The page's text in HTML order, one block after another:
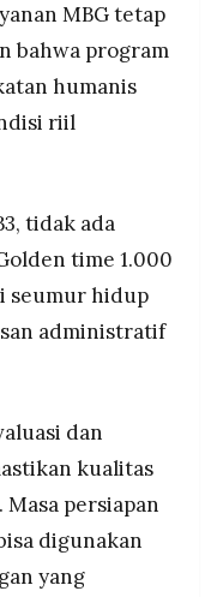
MBG tetap
bahwa program
humanis
riil
tidak ada
time 1.000
seumur hidup
administratif
dan
kualitas
persiapan
digunakan
yang